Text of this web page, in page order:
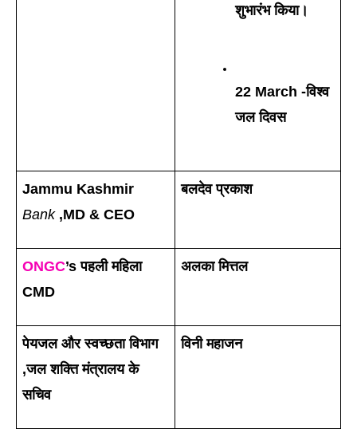
शुभारंभ किया।
22 March -विश्व
जल दिवस
Jammu Kashmir
Bank ,MD & CEO
बलदेव प्रकाश
ONGC’s पहली महिला
CMD
अलका मित्तल
पेयजल और स्वच्छता विभाग
,जल शक्ति मंत्रालय के
सचिव
विनी महाजन